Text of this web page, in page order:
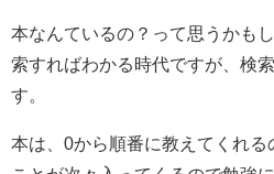
本なんているの？って思うかも
索すればわかる時代ですが、検
す。
本は、0から順番に教えてくれ